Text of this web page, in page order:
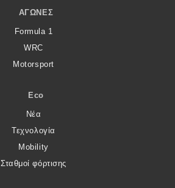
ΑΓΏΝΕΣ
Formula 1
WRC
Motorsport
Eco
Νέα
Τεχνολογία
Mobility
Σταθμοί φόρτισης